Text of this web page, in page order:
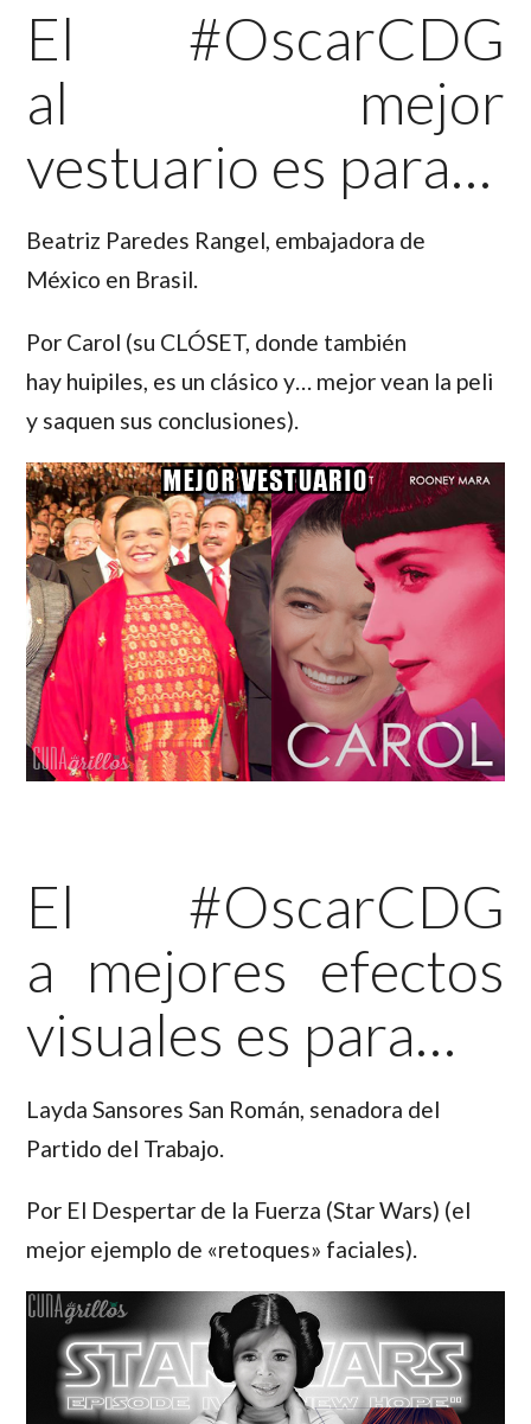
El #OscarCDG
al mejor
vestuario es para…
Beatriz Paredes Rangel, embajadora de
México en Brasil.
Por Carol (su CLÓSET, donde también
hay huipiles, es un clásico y… mejor vean la peli
y saquen sus conclusiones).
El #OscarCDG
a mejores efectos
visuales es para…
Layda Sansores San Román, senadora del
Partido del Trabajo.
Por El Despertar de la Fuerza (Star Wars) (el
mejor ejemplo de «retoques» faciales).